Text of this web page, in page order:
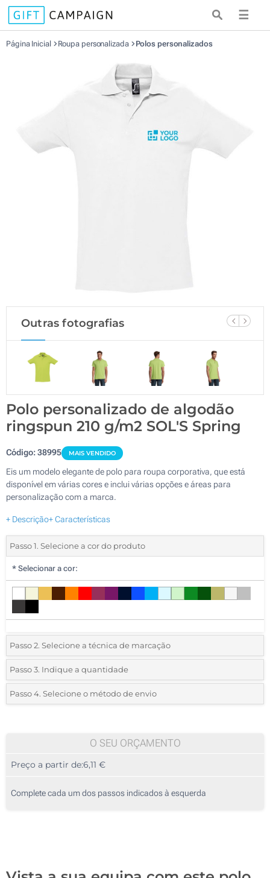
☰
Página Inicial Roupa personalizada Polos personalizados
Outras fotografias
Polo personalizado de algodão
ringspun 210 g/m2 SOL'S Spring
Código:38995 MAIS VENDIDO
Eis um modelo elegante de polo para roupa corporativa, que está
disponível em várias cores e inclui várias opções e áreas para
personalização com a marca.
+ Descrição+ Características
Passo 1. Selecione a cor do produto
* Selecionar a cor:
Passo 2. Selecione a técnica de marcação
*Selecione o tipo de marcação e as cores do logotipo:
1 Cor (Num lado)
Passo 3. Indique a quantidade
*Pedido mínimo 5 (total de pedido)
Passo 4. Selecione o método de envio
O SEU ORÇAMENTO
Preço a partir de:6,11 €
Complete cada um dos passos indicados à esquerda